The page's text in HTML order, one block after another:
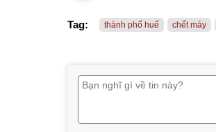
Tag: thành phố huế chết máy